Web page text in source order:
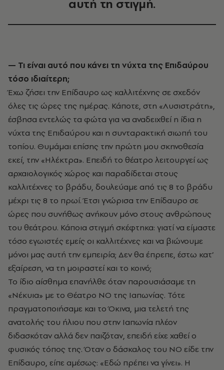
αυτή τη στιγμή.
— Τι είναι αυτό που κάνει τη νύχτα της Επιδαύρου
τόσο ιδιαίτερη;
Έχω ζήσει την Επίδαυρο ως καλλιτέχνης σε σχεδόν
όλες τις ώρες της ημέρας. Κάποτε, στη «Λυσιστράτη»,
έσβησα εντελώς τα φώτα για να αναδειχθεί η ίδια η
νύχτα της Επιδαύρου και η συνταρακτική σιωπή του
τοπίου. Θυμάμαι επίσης την πρώτη μου σκηνοθεσία
εκεί, την «Ηλέκτρα». Επειδή το θέατρο λειτουργεί ως
αρχαιολογικός χώρος και παραδίδεται στους
καλλιτέχνες το βράδυ, δουλεύαμε από τις 8 το βράδυ
μέχρι τις 8 το πρωί. Έτσι γνώρισα την Επίδαυρο σε
ώρες που συνήθως ανήκουν μόνο στους ανθρώπους
του θεάτρου. Κάποια στιγμή σκέφτηκα: γιατί να είμαστε
τόσο εγωιστές εμείς οι καλλιτέχνες και να βιώνουμε
μόνοι μας αυτή την εμπειρία; Δεν θα έπρεπε, έστω κατ’
εξαίρεση, να τη μοιραστεί και το κοινό;
Το ίδιο αίσθημα επανήλθε όταν παρουσιάσαμε τη
«Νέκυια» με το Θέατρο ΝΟ της Ιαπωνίας. Τότε
πραγματοποιήσαμε και το Όκινα, μια τελετή της
ανατολής του ήλιου που στην Ιαπωνία πλέον
διδασκόταν αλλά δεν παιζόταν, επειδή είχε χαθεί ο
φυσικός τόπος της. Όταν ο δάσκαλος του ΝΟ είδε την
Επίδαυρο, είπε αμέσως: «Εδώ πρέπει να γίνει». Η